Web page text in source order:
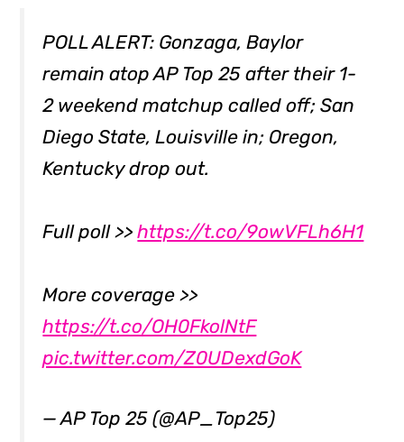
POLL ALERT: Gonzaga, Baylor
remain atop AP Top 25 after their 1-
2 weekend matchup called off; San
Diego State, Louisville in; Oregon,
Kentucky drop out.
Full poll >>https://t.co/9owVFLh6H1
More coverage >>
https://t.co/OH0FkolNtF
pic.twitter.com/Z0UDexdGoK
— AP Top 25 (@AP_Top25)